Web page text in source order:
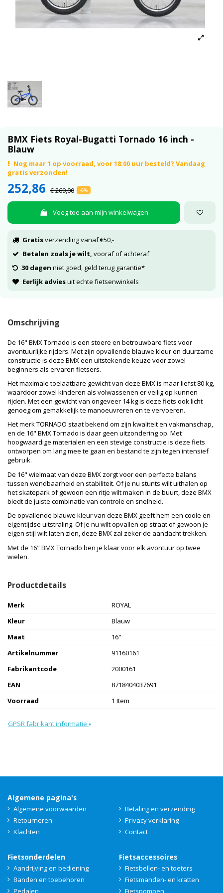
BMX Fiets Royal-Bugatti Tornado 16 inch -
Blauw
Nog maar 1 op voorraad, voor 18:00 uur besteld? Vandaag
gratis verzonden!
252,86 € 269,00 -6%
Voeg toe aan mijn winkelwagen
Gratisverzending vanaf €50,-
Betalen zoals je wilt, vooraf of achteraf
30 dagen niet goed, geld terug garantie*
Eerlijk adviesuit echte fietsenwinkels
Omschrijving
De 16" BMX Tornado is een stoere en betrouwbare fiets voor
avontuurlijke rijders. Met zijn opvallende blauwe kleur en duurzame
constructie is deze BMX een uitstekende keuze voor zowel
beginners als ervaren fietsers.
Het maximale toelaatbare gewicht van deze BMX is maar liefst 80 kg,
waardoor zowel kinderen als volwassenen er veilig op kunnen
rijden. Met een gewicht van ongeveer 14 kg is deze fiets ook licht
genoeg om gemakkelijk te manoeuvreren en te vervoeren.
Het merk TORNADO staat bekend om zijn kwaliteit en vakmanschap,
en de 16" BMX Tornado is daar geen uitzondering op. Met
hoogwaardige materialen en een stevige constructie is deze fiets
ontworpen om lang mee te gaan en bestand te zijn tegen intensief
gebruik.
De 16" wielmaat van deze BMX zorgt voor een perfecte balans
tussen wendbaarheid en stabiliteit. Of je nu stunts wilt uithalen op
het skatepark of gewoon een ritje wilt maken in de buurt, deze BMX
biedt de juiste combinatie van controle en snelheid.
De opvallende blauwe kleur van deze BMX geeft hem een ​​coole en
eigentijdse uitstraling. Of je nu wilt opvallen op straat of gewoon je
eigen stijl wilt laten zien, deze BMX zal zeker de aandacht trekken.
Met de 16" BMX Tornado ben je klaar voor elk avontuur op twee
wielen.
Productdetails
Merk
ROYAL
Kleur
Blauw
Maat
16"
Artikelnummer
91160161
Fabrikantcode
2000161
EAN
8718404037691
Voorraad
1 Item
GPSR fabrikant informatie ▾
Algemene pagina's
Algemene voorwaarden
Betaling en verzending
Retourneren
Privacy verklaring
Klachten
Contact
Fietsonderdelen
Aandrijving en bediening
Banden en toebehoren
Pedalen
Fietsaccessoires
Fietsbellen- en toeters
Fietsmanden- en kratten
Fietspompen